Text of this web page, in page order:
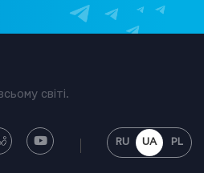
світі.
RU UA PL